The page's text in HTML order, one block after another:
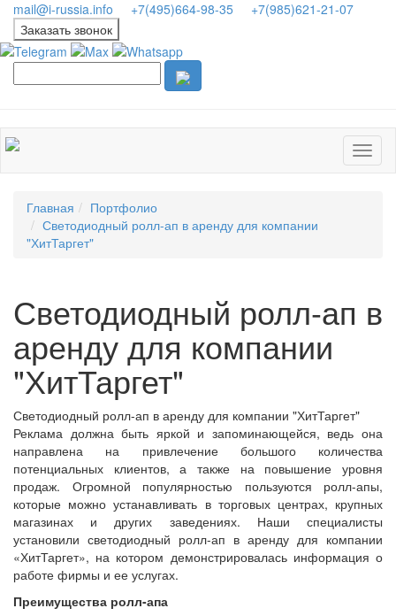
mail@i-russia.info +7(495)664-98-35
+7(985)621-21-07
Заказать звонок
Главная
Портфолио
Светодиодный ролл-ап в аренду для компании
"ХитТаргет"
Светодиодный ролл-ап в
аренду для компании
"ХитТаргет"
Светодиодный ролл-ап в аренду для компании "ХитТаргет"
Реклама должна быть яркой и запоминающейся, ведь она
направлена на привлечение большого количества
потенциальных клиентов, а также на повышение уровня
продаж. Огромной популярностью пользуются ролл-апы,
которые можно устанавливать в торговых центрах, крупных
магазинах и других заведениях. Наши специалисты
установили светодиодный ролл-ап в аренду для компании
«ХитТаргет», на котором демонстрировалась информация о
работе фирмы и ее услугах.
Преимущества ролл-апа